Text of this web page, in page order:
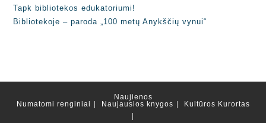
Tapk bibliotekos edukatoriumi!
Bibliotekoje – paroda „100 metų Anykščių vynui“
Naujienos
Numatomi renginiai
Naujausios knygos Kultūros Kurortas